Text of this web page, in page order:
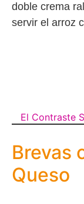
doble crema
servir el arroz
El Contraste
Brevas
Queso